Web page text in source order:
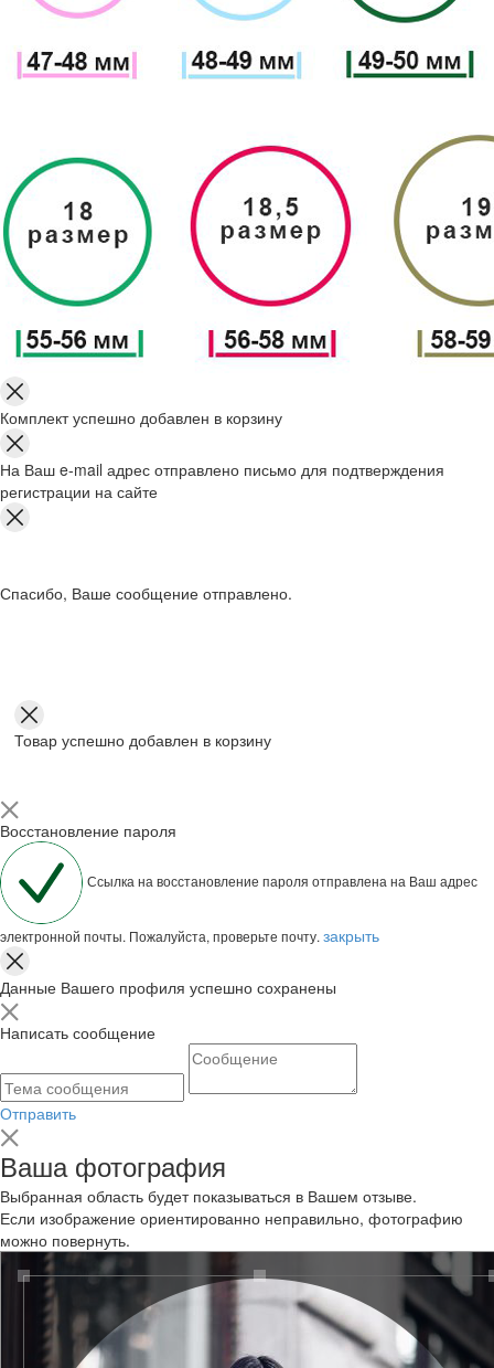
Комплект успешно добавлен в корзину
На Ваш e-mail адрес отправлено письмо для подтверждения
регистрации на сайте
Спасибо, Ваше сообщение отправлено.
Товар успешно добавлен в корзину
Восстановление пароля
Ссылка на восстановление пароля отправлена на Ваш адрес
электронной почты. Пожалуйста, проверьте почту. закрыть
Данные Вашего профиля успешно сохранены
Написать сообщение
Отправить
Ваша фотография
Выбранная область будет показываться в Вашем отзыве.
Если изображение ориентированно неправильно, фотографию
можно повернуть.